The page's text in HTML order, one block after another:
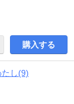
購入する
し(9)